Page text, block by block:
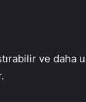
ve daha